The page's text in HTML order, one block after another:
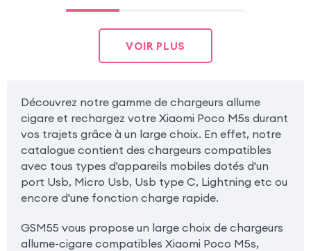
VOIR PLUS
Découvrez notre gamme de chargeurs allume
cigare et rechargez votre Xiaomi Poco M5s durant
vos trajets grâce à un large choix. En effet, notre
catalogue contient des chargeurs compatibles
avec tous types d'appareils mobiles dotés d'un
port Usb, Micro Usb, Usb type C, Lightning etc ou
encore d'une fonction charge rapide.
GSM55 vous propose un large choix de chargeurs
allume-cigare compatibles Xiaomi Poco M5s,